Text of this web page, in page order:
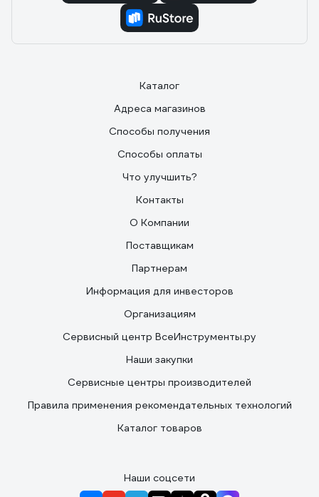
Каталог
Адреса магазинов
Способы получения
Способы оплаты
Что улучшить?
Контакты
О Компании
Поставщикам
Партнерам
Информация для инвесторов
Организациям
Сервисный центр ВсеИнструменты.ру
Наши закупки
Сервисные центры производителей
Правила применения рекомендательных технологий
Каталог товаров
Наши соцсети